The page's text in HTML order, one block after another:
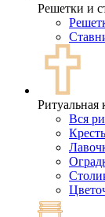
Решетки и
Ритуальная
Вся